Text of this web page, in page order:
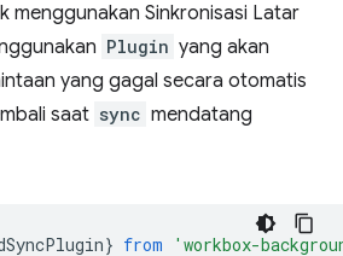
menggunakan Sinkronisasi Latar
Plugin yang akan
yang gagal secara otomatis
saat sync mendatang
} from
'workbox-